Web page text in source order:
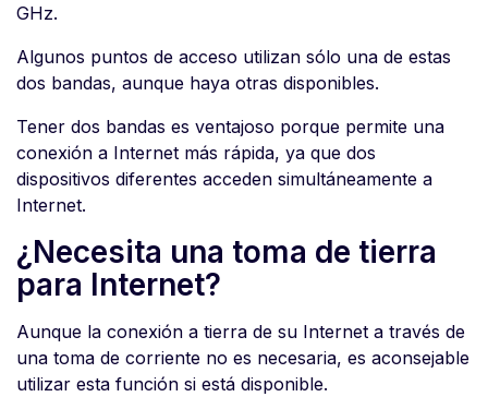
GHz.
Algunos puntos de acceso utilizan sólo una de estas
dos bandas, aunque haya otras disponibles.
Tener dos bandas es ventajoso porque permite una
conexión a Internet más rápida, ya que dos
dispositivos diferentes acceden simultáneamente a
Internet.
¿Necesita una toma de tierra
para Internet?
Aunque la conexión a tierra de su Internet a través de
una toma de corriente no es necesaria, es aconsejable
utilizar esta función si está disponible.